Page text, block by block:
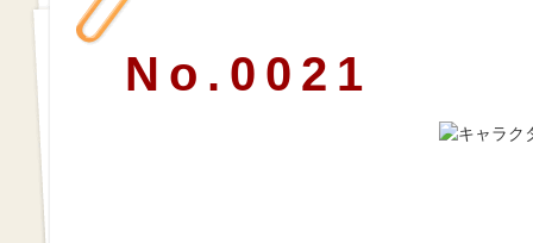
No.0021